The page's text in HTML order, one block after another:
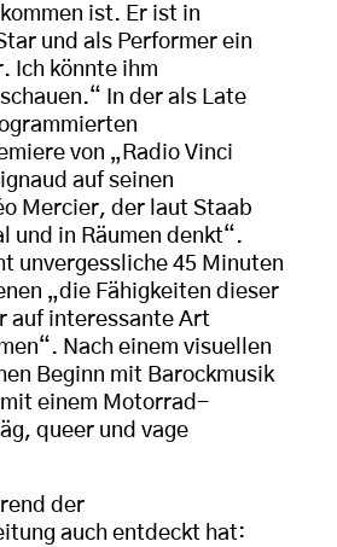
ist. Er ist in
und als Performer ein
Ich könnte ihm
In der als Late
von „Radio Vinci
auf seinen
Mercier, der laut Staab
und in Räumen denkt“.
unvergessliche 45 Minuten
„die Fähigkeiten dieser
auf interessante Art
Nach einem visuellen
Beginn mit Barockmusik
einem Motorrad-
queer und vage
der
auch entdeckt hat: